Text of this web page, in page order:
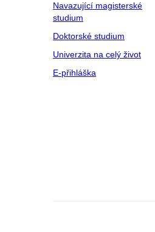
Navazující magisterské
studium
Doktorské studium
Univerzita na celý život
E-přihláška